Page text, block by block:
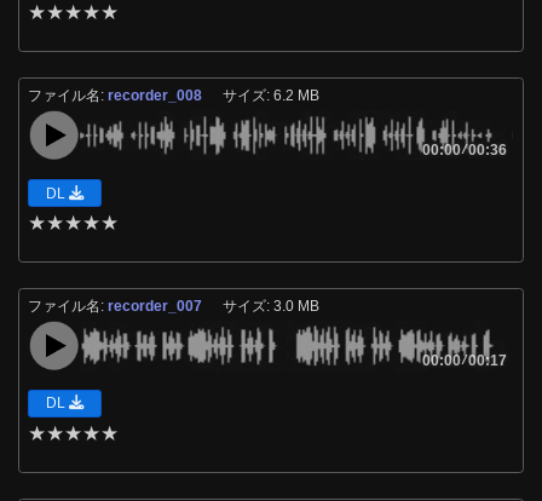
★★★★★
ファイル名:recorder_008 サイズ: 6.2 MB
00:00/00:36
DL
★★★★★
ファイル名:recorder_007 サイズ: 3.0 MB
00:00/00:17
DL
★★★★★